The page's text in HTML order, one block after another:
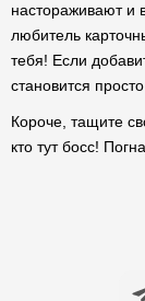
настораживают и
любитель
тебя! Если
становится
Короче, тащите
кто тут босс!